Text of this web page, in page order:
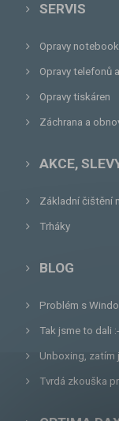
SERVIS
Opravy
Opravy telefonů
Opravy tiskáren
Záchrana a
AKCE,
Základní čištění
Trháky
BLOG
Problém s
Tak jsme to dali
Unboxing, zatím
Tvrdá zkouška